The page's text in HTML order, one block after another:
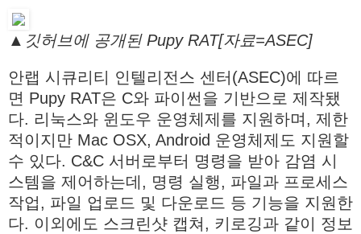
▲깃허브에 공개된 Pupy RAT[자료=ASEC]
안랩 시큐리티 인텔리전스 센터(ASEC)에 따르
면 Pupy RAT은 C와 파이썬을 기반으로 제작됐
다. 리눅스와 윈도우 운영체제를 지원하며, 제한
적이지만 Mac OSX, Android 운영체제도 지원할
수 있다. C&C 서버로부터 명령을 받아 감염 시
스템을 제어하는데, 명령 실행, 파일과 프로세스
작업, 파일 업로드 및 다운로드 등 기능을 지원한
다. 이외에도 스크린샷 캡쳐, 키로깅과 같이 정보